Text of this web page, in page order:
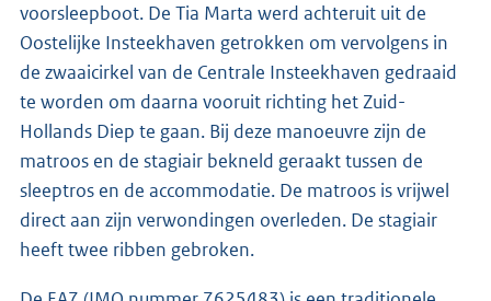
voorsleepboot. De Tia Marta werd achteruit uit de
Oostelijke Insteekhaven getrokken om vervolgens in
de zwaaicirkel van de Centrale Insteekhaven gedraaid
te worden om daarna vooruit richting het Zuid-
Hollands Diep te gaan. Bij deze manoeuvre zijn de
matroos en de stagiair bekneld geraakt tussen de
sleeptros en de accommodatie. De matroos is vrijwel
direct aan zijn verwondingen overleden. De stagiair
heeft twee ribben gebroken.